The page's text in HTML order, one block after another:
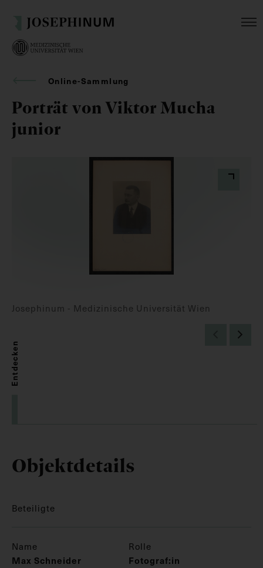
Online-Sammlung
Porträt von Viktor Mucha
junior
Josephinum - Medizinische Universität Wien
Entdecken
Objektdetails
Beteiligte
Name Rolle
Max Schneider
Fotograf:in